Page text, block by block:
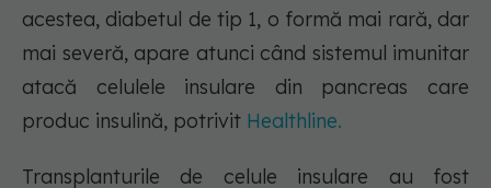
acestea, diabetul de tip 1, o formă mai rară, dar
mai severă, apare atunci când sistemul imunitar
atacă celulele insulare din pancreas care
produc insulină, potrivit Healthline.
Transplanturile de celule insulare au fost